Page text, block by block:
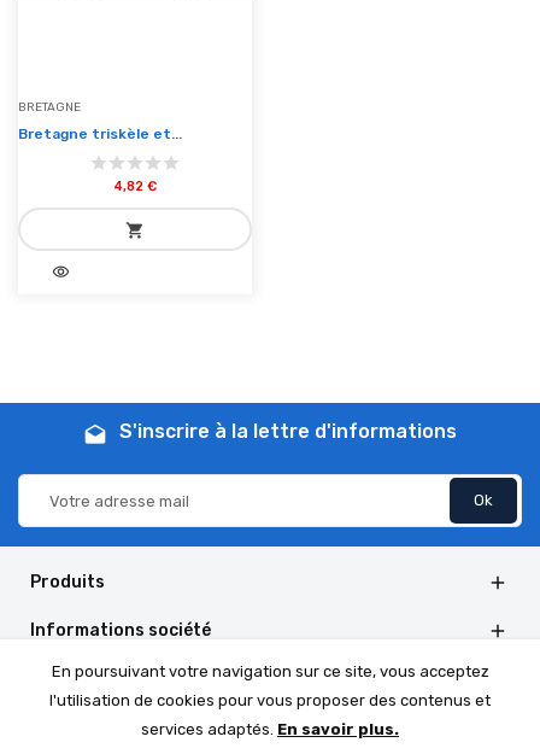
BRETAGNE
Bretagne triskèle et...
4,82 €
shopping_cart
add_shopping_cartvisibility
drafts S'inscrire à la lettre d'informations
Produits 
Informations société 
Informations de la boutique 
En poursuivant votre navigation sur ce site, vous acceptez
l'utilisation de cookies pour vous proposer des contenus et
services adaptés. En savoir plus.